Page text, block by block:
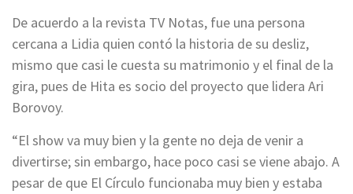
De acuerdo a la revista TV Notas, fue una persona
cercana a Lidia quien contó la historia de su desliz,
mismo que casi le cuesta su matrimonio y el final de la
gira, pues de Hita es socio del proyecto que lidera Ari
Borovoy.
“El show va muy bien y la gente no deja de venir a
divertirse; sin embargo, hace poco casi se viene abajo. A
pesar de que El Círculo funcionaba muy bien y estaba